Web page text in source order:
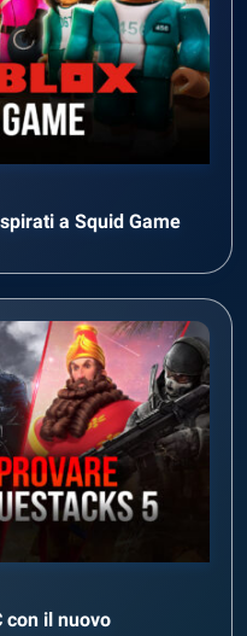
a Squid Game
con il nuovo